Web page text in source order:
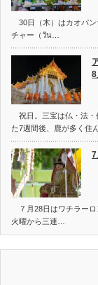
30日（木）はカオパン
チャー（วัน…
8
祝日。三宝は仏・法・
た7週間後、鹿が多く住
7
７月28日はワチラーロ
火曜から三連…